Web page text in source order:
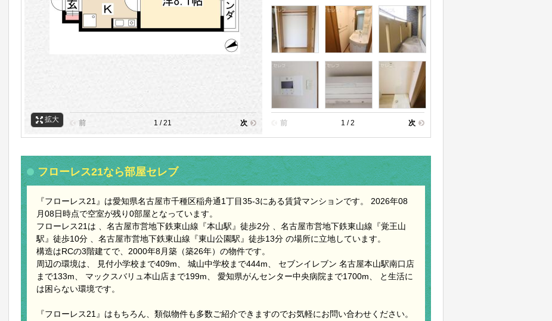
拡大 前 1 / 21 次 前 1 / 2 次
フローレス21なら部屋セレブ
『フローレス21』は愛知県名古屋市千種区稲舟通1丁目35-3にある賃貸マンションです。 2026年08
月08日時点で空室が残り0部屋となっています。
フローレス21は 、名古屋市営地下鉄東山線『本山駅』徒歩2分 、名古屋市営地下鉄東山線『覚王山
駅』徒歩10分 、名古屋市営地下鉄東山線『東山公園駅』徒歩13分 の場所に立地しています。
構造はRCの3階建てで、2000年8月築（築26年）の物件です。
周辺の環境は、 見付小学校まで409m、 城山中学校まで444m、 セブンイレブン 名古屋本山駅南口店
まで133m、 マックスバリュ本山店まで199m、 愛知県がんセンター中央病院まで1700m、 と生活に
は困らない環境です。
『フローレス21』はもちろん、類似物件も多数ご紹介できますのでお気軽にお問い合わせください。